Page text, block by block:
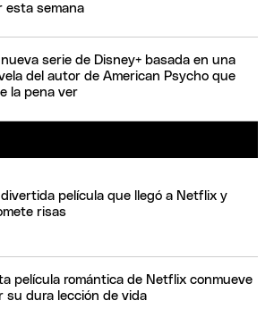
esta semana
nueva serie de Disney+ basada en una
del autor de American Psycho que
la pena ver
divertida película que llegó a Netflix y
risas
película romántica de Netflix conmueve
su dura lección de vida